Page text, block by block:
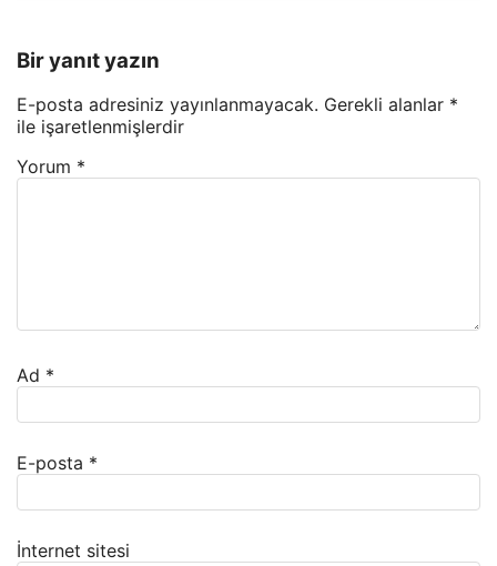
Bir yanıt yazın
E-posta adresiniz yayınlanmayacak. Gerekli alanlar *
ile işaretlenmişlerdir
Yorum *
Ad *
E-posta *
İnternet sitesi